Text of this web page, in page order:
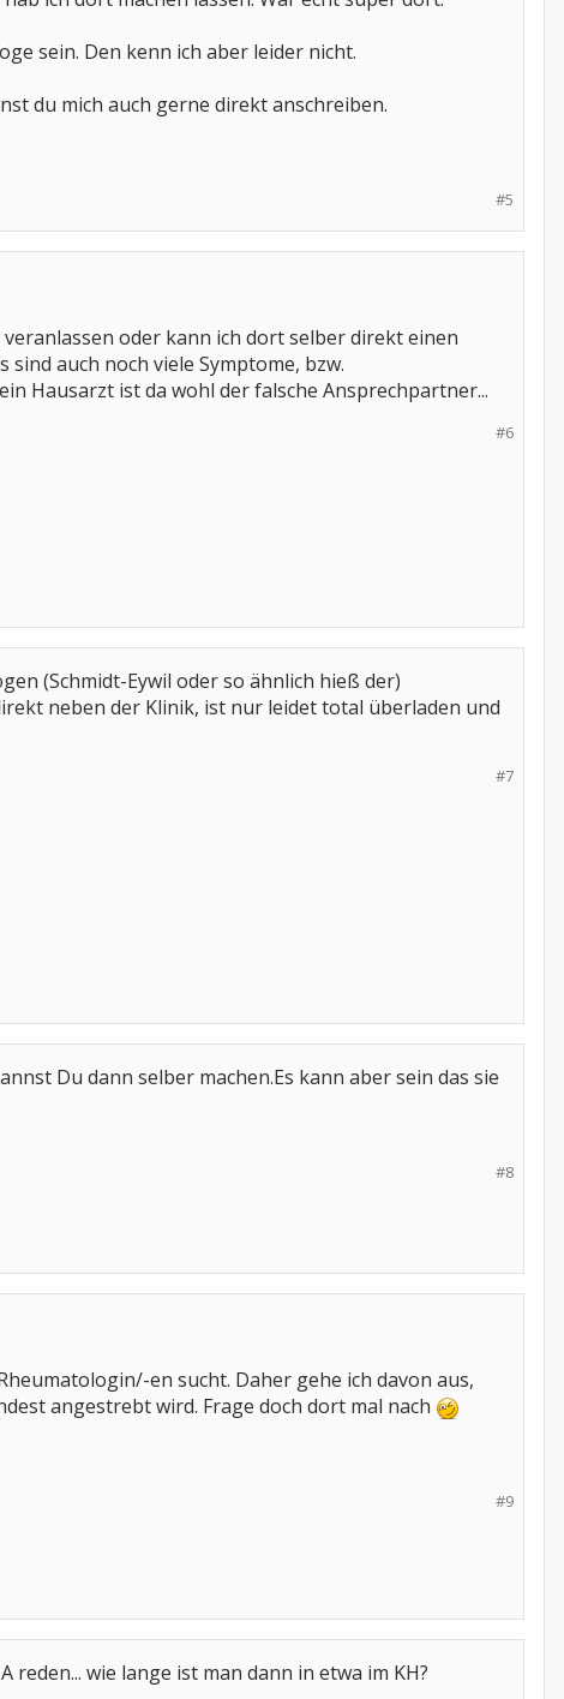
sein. Den kenn ich aber leider nicht.
du mich auch gerne direkt anschreiben.
#5
oder kann ich dort selber direkt einen
auch noch viele Symptome, bzw.
Hausarzt ist da wohl der falsche Ansprechpartner...
#6
(Schmidt-Eywil oder so ähnlich hieß der)
neben der Klinik, ist nur leidet total überladen und
#7
Du dann selber machen.Es kann aber sein das sie
#8
en sucht. Daher gehe ich davon aus,
angestrebt wird. Frage doch dort mal nach
#9
wie lange ist man dann in etwa im KH?